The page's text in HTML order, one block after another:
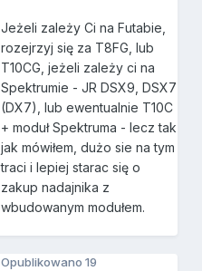
Jeżeli zależy Ci na Futabie,
rozejrzyj się za T8FG, lub
T10CG, jeżeli zależy ci na
Spektrumie - JR DSX9, DSX7
(DX7), lub ewentualnie T10C
+ moduł Spektruma - lecz tak
jak mówiłem, dużo sie na tym
traci i lepiej starac się o
zakup nadajnika z
wbudowanym modułem.
Opublikowano19